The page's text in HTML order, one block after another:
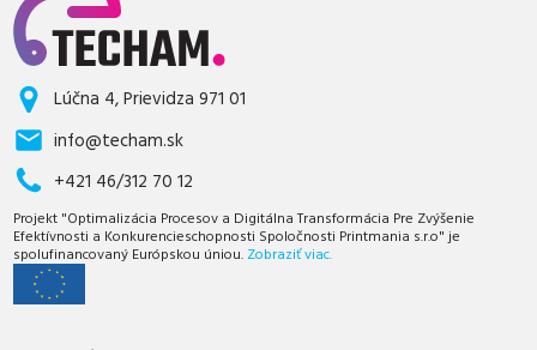
Lúčna 4, Prievidza 971 01
info@techam.sk
+421 46/312 70 12
Projekt "Optimalizácia Procesov a Digitálna Transformácia Pre Zvýšenie
Efektívnosti a Konkurencieschopnosti Spoločnosti Printmania s.r.o" je
spolufinancovaný Európskou úniou. Zobraziť viac.